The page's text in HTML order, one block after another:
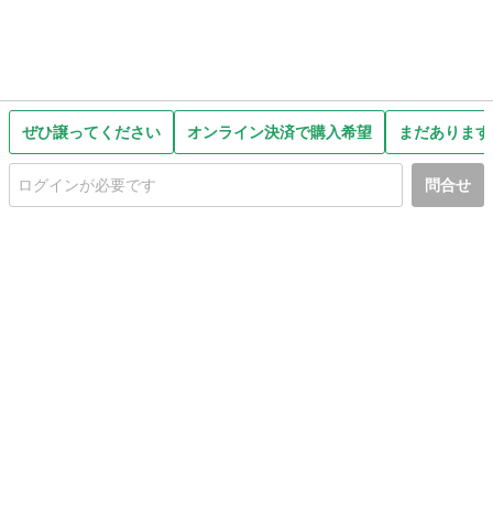
ぜひ譲ってください オンライン決済で購入希望 まだありま
問合せ